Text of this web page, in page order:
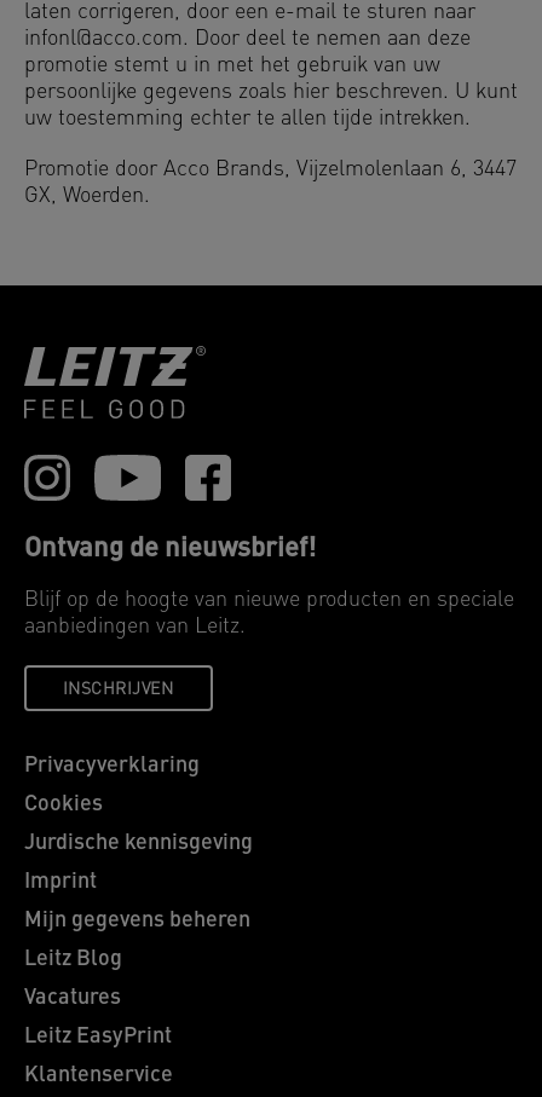
laten corrigeren, door een e-mail te sturen naar
infonl@acco.com. Door deel te nemen aan deze
promotie stemt u in met het gebruik van uw
persoonlijke gegevens zoals hier beschreven. U kunt
uw toestemming echter te allen tijde intrekken.
Promotie door Acco Brands, Vijzelmolenlaan 6, 3447
GX, Woerden.
Ontvang de nieuwsbrief!
Blijf op de hoogte van nieuwe producten en speciale
aanbiedingen van Leitz.
INSCHRIJVEN
Privacyverklaring
Cookies
Jurdische kennisgeving
Imprint
Mijn gegevens beheren
Leitz Blog
Vacatures
Leitz EasyPrint
Klantenservice